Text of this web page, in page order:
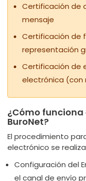
Certificación de
mensaje
Certificación de
representación
Certificación de
electrónica (con
¿Cómo
BuroNet?
El procedimiento
electrónico se
Configuración del
el canal de envío